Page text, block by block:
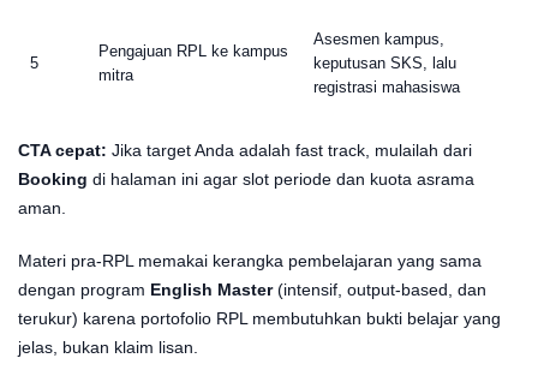
5
Pengajuan RPL ke kampus
mitra
Asesmen kampus,
keputusan SKS, lalu
registrasi mahasiswa
CTA cepat: Jika target Anda adalah fast track, mulailah dari
Booking di halaman ini agar slot periode dan kuota asrama
aman.
Materi pra-RPL memakai kerangka pembelajaran yang sama
dengan program English Master(intensif, output-based, dan
terukur) karena portofolio RPL membutuhkan bukti belajar yang
jelas, bukan klaim lisan.